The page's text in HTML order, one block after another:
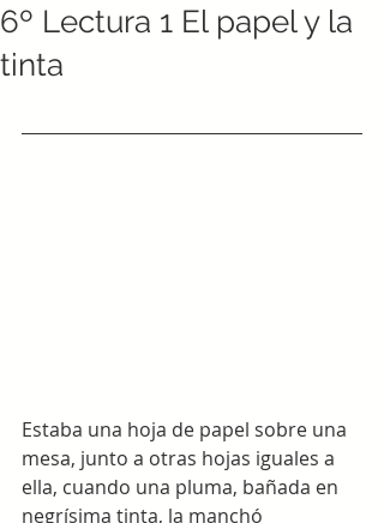
6º Lectura 1 El papel y la
tinta
Estaba una hoja de papel sobre una
mesa, junto a otras hojas iguales a
ella, cuando una pluma, bañada en
negrísima tinta, la manchó